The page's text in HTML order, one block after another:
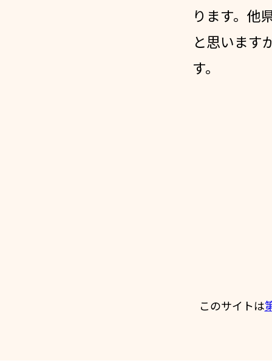
ります。他
と思います
す。
このサイトは